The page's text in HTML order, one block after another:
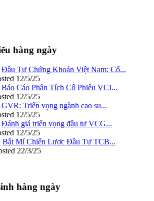
hàng ngày
Đầu Tư Chứng Khoán Việt Nam: Cổ...
12/5/25
Báo Cáo Phân Tích Cổ Phiếu VCI...
12/5/25
GVR: Triển vọng ngành cao su...
12/5/25
Đánh giá triển vọng đầu tư VCG...
12/5/25
Bật Mí Chiến Lược Đầu Tư TCB...
22/3/25
hàng ngày